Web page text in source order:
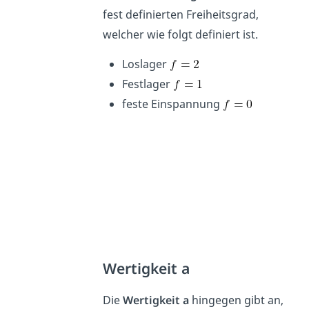
fest definierten Freiheitsgrad,
welcher wie folgt definiert ist.
Loslager
Festlager
feste Einspannung
Wertigkeit a
DieWertigkeit ahingegen gibt an,